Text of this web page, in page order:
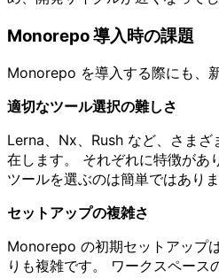
Monorepo 導入時の課題
Monorepo を導入する際にも、
適切なツール選択の難しさ
Lerna、Nx、Rush など、さま
在します。 それぞれに特徴があ
ツールを選ぶのは簡単ではありま
セットアップの複雑さ
Monorepo の初期セットアップ
りも複雑です。 ワークスペース